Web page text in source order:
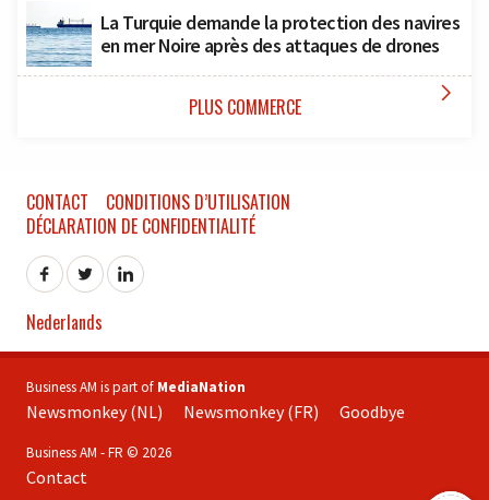
La Turquie demande la protection des navires
en mer Noire après des attaques de drones
PLUS COMMERCE 
CONTACT
CONDITIONS D’UTILISATION
DÉCLARATION DE CONFIDENTIALITÉ
Nederlands
Business AM is part of MediaNation
Newsmonkey (NL) Newsmonkey (FR) Goodbye
Business AM - FR © 2026
Contact